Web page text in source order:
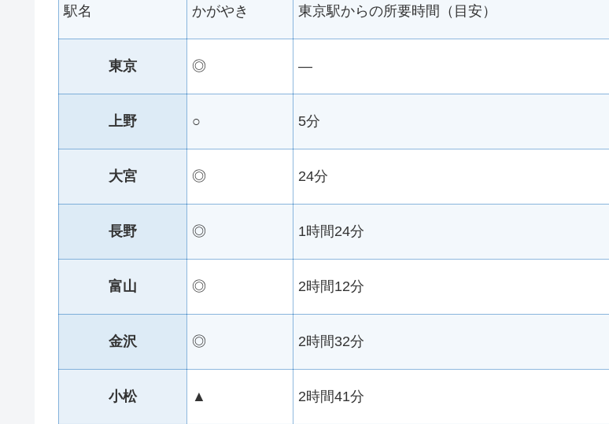
駅名 かがやき 東京駅からの所要時間（目安）
東京 ◎ —
上野 ○ 5分
大宮 ◎ 24分
長野 ◎ 1時間24分
富山 ◎ 2時間12分
金沢 ◎ 2時間32分
小松 ▲ 2時間41分